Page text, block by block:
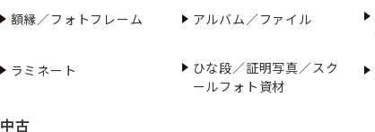
額縁／フォトフレーム
アルバム／ファイル
ラミネート
ひな段／証明写真／スク
ールフォト資材
中古